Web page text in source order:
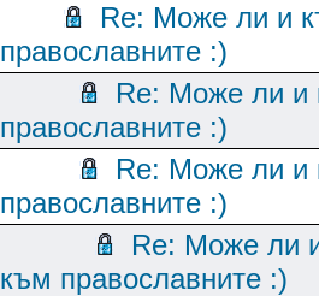
Re: Може ли и
православните :)
Re: Може ли и
православните :)
Re: Може ли и
православните :)
Re: Може ли
към православните :)